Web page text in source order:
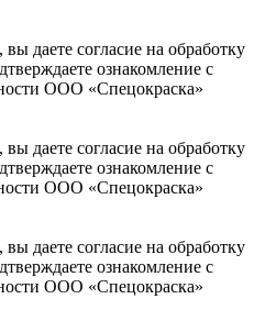
даете согласие на обработку
ознакомление с
ООО «Спецокраска»
даете согласие на обработку
ознакомление с
ООО «Спецокраска»
даете согласие на обработку
ознакомление с
ООО «Спецокраска»